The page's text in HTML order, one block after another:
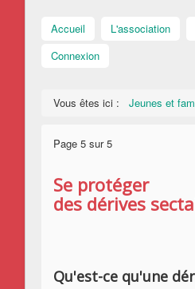
Accueil L'association
Connexion
Vous êtes ici : Jeunes et
Page 5 sur 5
Se protéger
des dérives
Qu'est-ce qu'une